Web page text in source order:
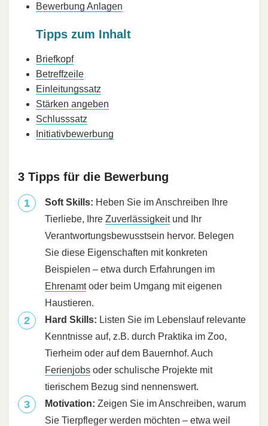
Bewerbung Anlagen
Tipps zum Inhalt
Briefkopf
Betreffzeile
Einleitungssatz
Stärken angeben
Schlusssatz
Initiativbewerbung
3 Tipps für die Bewerbung
Soft Skills: Heben Sie im Anschreiben Ihre
Tierliebe, Ihre Zuverlässigkeitund Ihr
Verantwortungsbewusstsein hervor. Belegen
Sie diese Eigenschaften mit konkreten
Beispielen – etwa durch Erfahrungen im
Ehrenamtoder beim Umgang mit eigenen
Haustieren.
Hard Skills: Listen Sie im Lebenslauf relevante
Kenntnisse auf, z.B. durch Praktika im Zoo,
Tierheim oder auf dem Bauernhof. Auch
Ferienjobs oder schulische Projekte mit
tierischem Bezug sind nennenswert.
Motivation: Zeigen Sie im Anschreiben, warum
Sie Tierpfleger werden möchten – etwa weil